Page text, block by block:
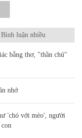
Bình luận nhiều
bằng thơ, "thần chú"
nhớ
'chó với mèo', người